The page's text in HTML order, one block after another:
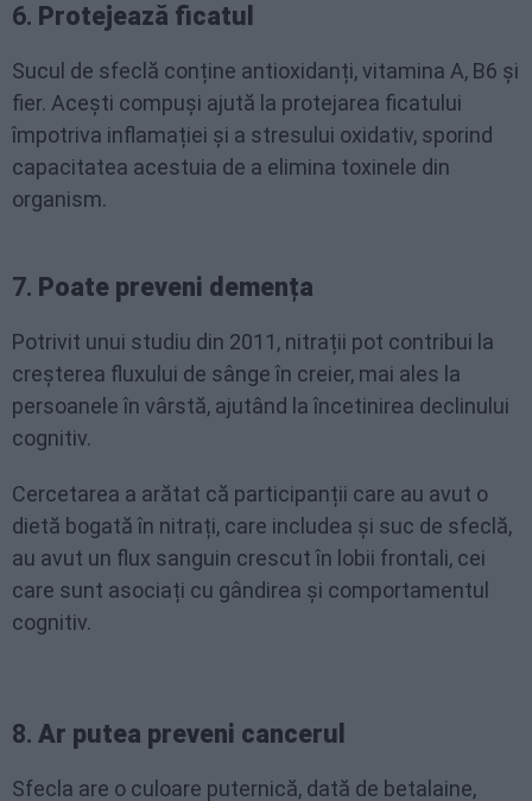
6. Protejează ficatul
Sucul de sfeclă conține antioxidanți, vitamina A, B6 și
fier. Acești compuși ajută la protejarea ficatului
împotriva inflamației și a stresului oxidativ, sporind
capacitatea acestuia de a elimina toxinele din
organism.
7. Poate preveni demența
Potrivit unui studiu din 2011, nitrații pot contribui la
creșterea fluxului de sânge în creier, mai ales la
persoanele în vârstă, ajutând la încetinirea declinului
cognitiv.
Cercetarea a arătat că participanții care au avut o
dietă bogată în nitrați, care includea și suc de sfeclă,
au avut un flux sanguin crescut în lobii frontali, cei
care sunt asociați cu gândirea și comportamentul
cognitiv.
8. Ar putea preveni cancerul
Sfecla are o culoare puternică, dată de betalaine,